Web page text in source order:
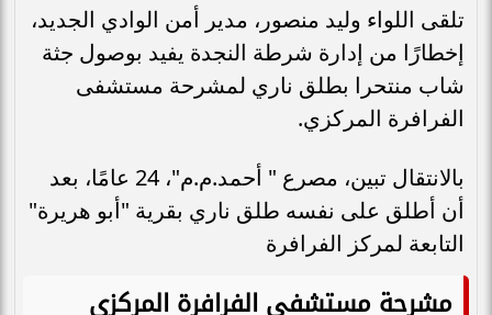
تلقى اللواء وليد منصور، مدير أمن الوادي الجديد،
إخطارًا من إدارة شرطة النجدة يفيد بوصول جثة
شاب منتحرا بطلق ناري لمشرحة مستشفى
الفرافرة المركزي.
بالانتقال تبين، مصرع " أحمد.م.م"، 24 عامًا، بعد
أن أطلق على نفسه طلق ناري بقرية "أبو هريرة"
التابعة لمركز الفرافرة
مشرحة مستشفى الفرافرة المركزي